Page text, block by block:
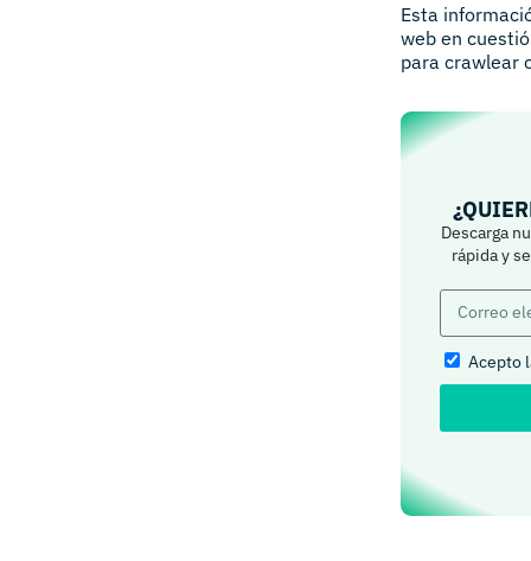
Esta
web en
para crawlear
Descarga
rápida y
Acepto